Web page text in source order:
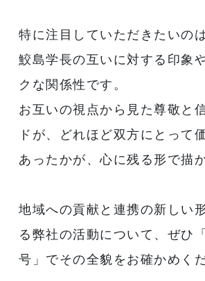
特に注目していただきたいの
鮫島学長の互いに対する印象
クな関係性です。
お互いの視点から見た尊敬と
ドが、どれほど双方にとって
あったかが、心に残る形で描
地域への貢献と連携の新しい
る弊社の活動について、ぜひ
号」でその全貌をお確かめく